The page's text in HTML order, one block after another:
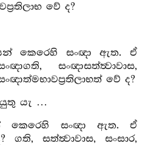
වේ ද?
කෙරෙහි සංඥා ඇත. ඒ
සංඥාසත්ත්‍වාවාස,
වේ ද?
යැ …
සංඥා ඇත. ඒ
සත්ත්‍වාවාස, සංසාර,